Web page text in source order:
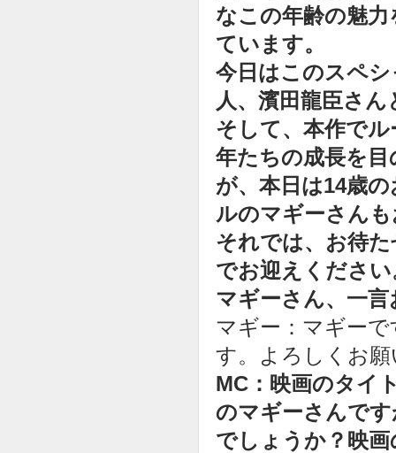
なこの年齢の魅
ています。
今日はこのスペ
人、濱田龍臣さ
そして、本作で
年たちの成長を
が、本日は14歳
ルのマギーさん
それでは、お待
でお迎えください
マギーさん、一
マギー：マギー
す。よろしくお
MC：映画のタイ
のマギーさんで
でしょうか？映